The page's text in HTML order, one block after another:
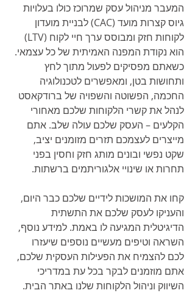
המעבר מניהול עסק שמרוכז כולו בעלויות
גיוס קצרות מועד (CAC) לבניית מועדון
לקוחות חזק ומבוסס ערך חיי לקוח (LTV)
הוא נקודת המפנה האמיתית של כל עצמאי.
כשאתם מפסיקים לפעול מתוך לחץ
ותחושות בטן, ומאפשרים לטכנולוגיה
החכמה, הפשוטה והשפויה של ברודקאסט
לנהל את קשרי הלקוחות שלכם מאחורי
הקלעים – העסק שלכם עולה שלב. אתם
מייצרים לעצמכם תזרים מזומנים יציב,
שקט נפשי ובונים מותג חזק וחסין בפני
תחרות או שינויי אלגוריתמים ברשתות.
קחו את המושכות לידיים שלכם כבר היום,
והעניקו לעסק שלכם את התשתית
הדיגיטלית המגיעה לו באמת. למידע נוסף,
השראה וטיפים מעשיים נוספים שיעזרו
לכם להצמיח את הפעילות העסקית שלכם,
אתם מוזמנים לבקר בכל עת במדריכי
השיווק וניהול הלקוחות שלנו באתר הבית.